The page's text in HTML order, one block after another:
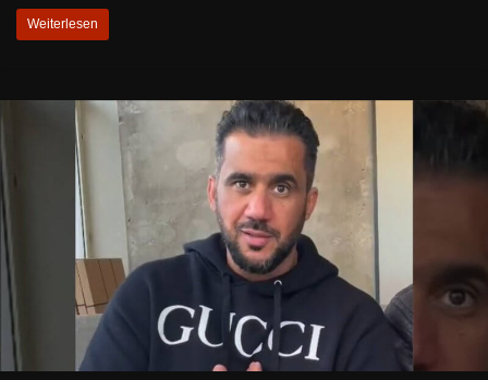
Weiterlesen